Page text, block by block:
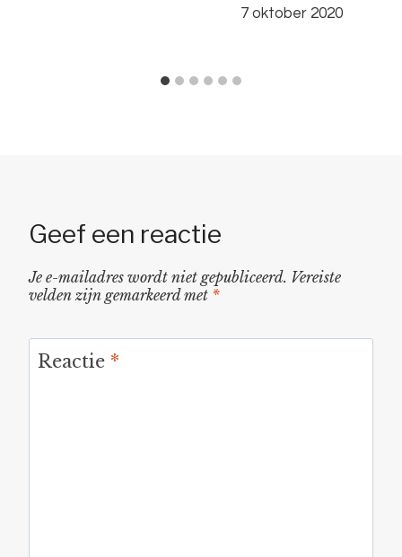
7 oktober 2020
Geef een reactie
Je e-mailadres wordt niet gepubliceerd. Vereiste
velden zijn gemarkeerd met *
Reactie *